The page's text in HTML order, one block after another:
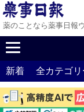
薬のことなら薬事日報
新着 全カテゴリ